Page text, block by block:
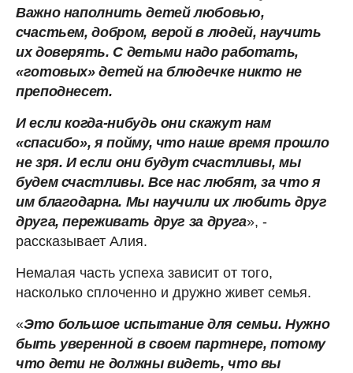
Важно наполнить детей любовью,
счастьем, добром, верой в людей, научить
их доверять. С детьми надо работать,
«готовых» детей на блюдечке никто не
преподнесет.
И если когда-нибудь они скажут нам
«спасибо», я пойму, что наше время прошло
не зря. И если они будут счастливы, мы
будем счастливы. Все нас любят, за что я
им благодарна. Мы научили их любить друг
друга, переживать друг за друга», -
рассказывает Алия.
Немалая часть успеха зависит от того,
насколько сплоченно и дружно живет семья.
«Это большое испытание для семьи. Нужно
быть уверенной в своем партнере, потому
что дети не должны видеть, что вы